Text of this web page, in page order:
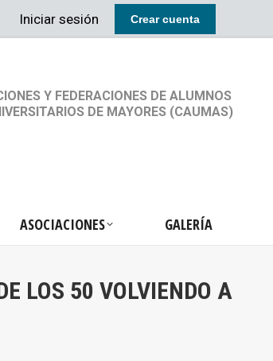
Iniciar sesión Crear cuenta
Y FEDERACIONES DE ALUMNOS
DE MAYORES (CAUMAS)
ASOCIACIONES GALERÍA
LOS 50 VOLVIENDO A